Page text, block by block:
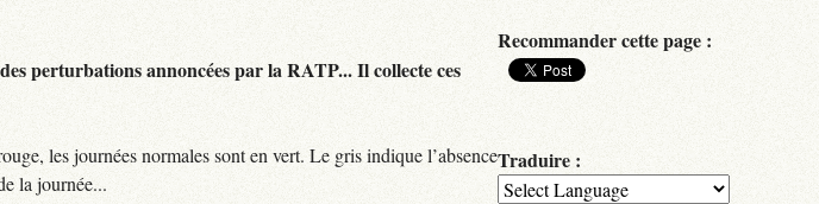
perturbations annoncées par la RATP... Il collecte ces
les journées normales sont en vert. Le gris indique l’absence
la journée...
Recommander cette page :
Traduire :